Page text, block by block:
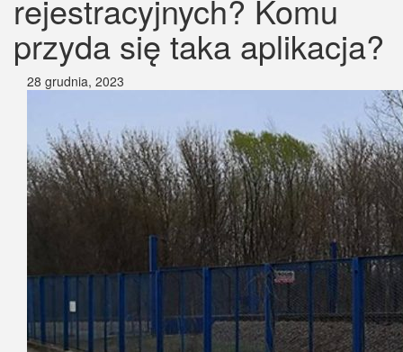
rejestracyjnych? Komu
przyda się taka aplikacja?
28 grudnia, 2023